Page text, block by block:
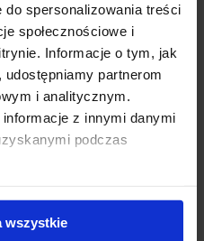
spersonalizowania treści
społecznościowe i
Informacje o tym, jak
partnerom
i analitycznym.
z innymi danymi
podczas
wszystkie
nowoczesnej przestrzeni
a także strefą odpoczynku i
będzie potwierdzona